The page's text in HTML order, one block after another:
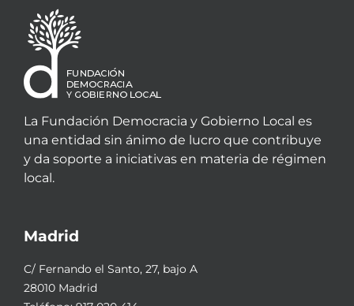
La Fundación Democracia y Gobierno Local es
una entidad sin ánimo de lucro que contribuye
y da soporte a iniciativas en materia de régimen
local.
Madrid
C/ Fernando el Santo, 27, bajo A
28010 Madrid